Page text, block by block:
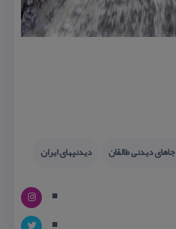
جاهای دیدنی طالقان دیدنیهای ایران